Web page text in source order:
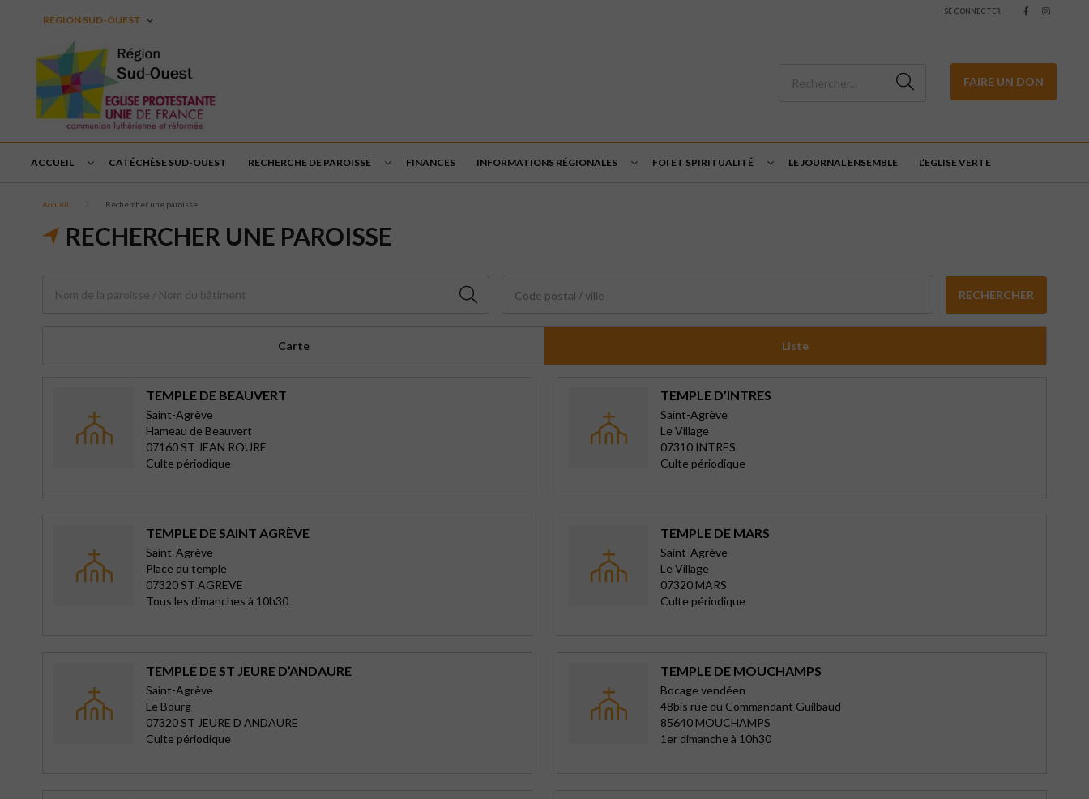
RÉGION SUD-OUEST
SE CONNECTER
FAIRE UN DON
ACCUEIL CATÉCHÈSE SUD-OUEST RECHERCHE DE PAROISSE FINANCES INFORMATIONS RÉGIONALES FOI ET SPIRITUALITÉ LE JOURNAL ENSEMBLE L’EGLISE VERTE
Accueil Rechercher une paroisse
RECHERCHER UNE PAROISSE
Code postal / ville RECHERCHER
Carte Liste
TEMPLE DE BEAUVERT
Saint-Agrève
Hameau de Beauvert
07160 ST JEAN ROURE
Culte périodique
TEMPLE D’INTRES
Saint-Agrève
Le Village
07310 INTRES
Culte périodique
TEMPLE DE SAINT AGRÈVE
Saint-Agrève
Place du temple
07320 ST AGREVE
Tous les dimanches à 10h30
TEMPLE DE MARS
Saint-Agrève
Le Village
07320 MARS
Culte périodique
TEMPLE DE ST JEURE D’ANDAURE
Saint-Agrève
Le Bourg
07320 ST JEURE D ANDAURE
Culte périodique
TEMPLE DE MOUCHAMPS
Bocage vendéen
48bis rue du Commandant Guilbaud
85640 MOUCHAMPS
1er dimanche à 10h30